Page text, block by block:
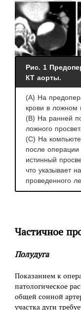
Рис. 1
КТ аорты.
(A) На
крови в ложном
(B) На ранней
ложного
(C) На
после
истинный
что указывает
проведенного
Частичное
Полудуга
Показанием к
патологическое
общей сонной
участка дуги